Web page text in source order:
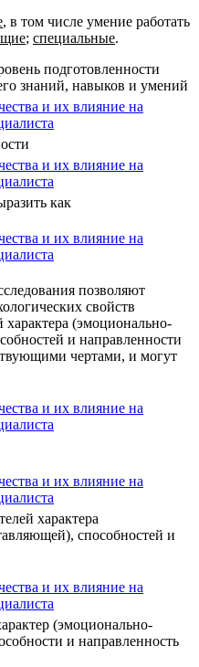
, в том числе умение работать
; специальные.
подготовленности
знаний, навыков и умений
как
позволяют
свойств
характера (эмоционально-
и направленности
чертами, и могут
характера
способностей и
(эмоционально-
и направленность